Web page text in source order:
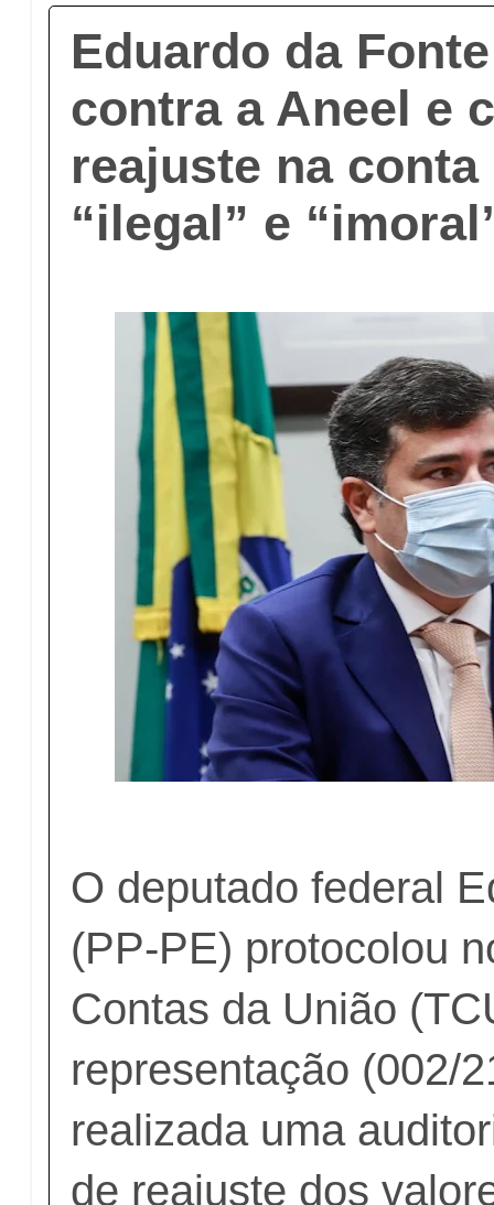
Eduardo da
contra a Aneel e
reajuste na
“ilegal” e
O deputado federal
(PP-PE) protocolou
Contas da União
representação (002/
realizada uma
de reajuste dos